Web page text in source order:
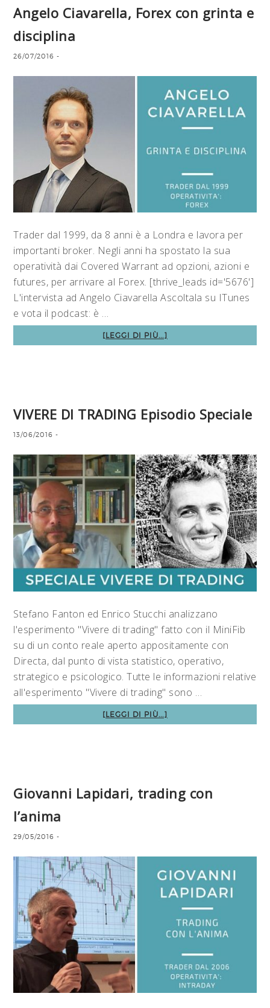
Angelo Ciavarella, Forex con grinta e
disciplina
26/07/2016 -
Trader dal 1999, da 8 anni è a Londra e lavora per
importanti broker. Negli anni ha spostato la sua
operatività dai Covered Warrant ad opzioni, azioni e
futures, per arrivare al Forex. [thrive_leads id='5676']
L'intervista ad Angelo Ciavarella Ascoltala su ITunes
e vota il podcast: è …
[LEGGI DI PIÙ...]
VIVERE DI TRADING Episodio Speciale
13/06/2016 -
Stefano Fanton ed Enrico Stucchi analizzano
l'esperimento "Vivere di trading" fatto con il MiniFib
su di un conto reale aperto appositamente con
Directa, dal punto di vista statistico, operativo,
strategico e psicologico. Tutte le informazioni relative
all'esperimento "Vivere di trading" sono …
[LEGGI DI PIÙ...]
Giovanni Lapidari, trading con
l’anima
29/05/2016 -